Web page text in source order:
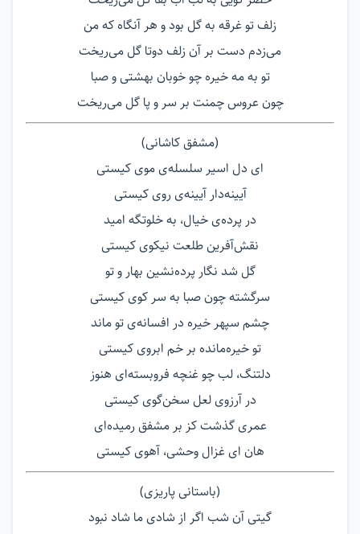
زلف تو غرقه به گل بود و هر آنگاه که من
می‌زدم دست بر آن زلف دوتا گل می‌ریخت
تو به مه خیره چو خوبان بهشتی و صبا
چون عروس چمنت بر سر و پا گل می‌ریخت
(مشفق کاشانی)
ای دل اسیر سلسله‌ی موی کیستی
آیینه‌دار آیینه‌ی روی کیستی
در پرده‌ی خیال، به خلوتگه امید
نقش‌آفرین طلعت نیکوی کیستی
گل شد نگار پرده‌نشین بهار و تو
سرگشته چون صبا به سر کوی کیستی
چشم سپهر خیره در افسانه‌ی تو ماند
تو خیره‌مانده بر خم ابروی کیستی
دلتنگ، لب چو غنچه فروبسته‌ای هنوز
در آرزوی لعل سخن‌گوی کیستی
عمری گذشت کز بر مشفق رمیده‌ای
هان ای غزال وحشی، آهوی کیستی
(باستانی پاریزی)
گیتی آن شب اگر از شادی ما شاد نبود